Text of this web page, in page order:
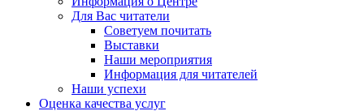
Для Вас читатели
Советуем почитать
Выставки
Наши мероприятия
Информация для читателей
Наши успехи
Оценка качества услуг